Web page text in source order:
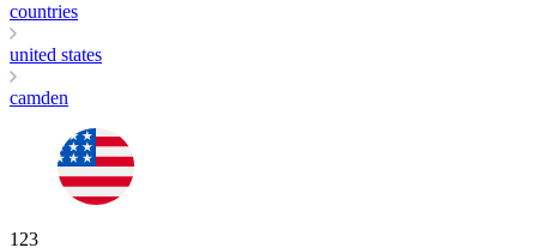
countries
united states
camden
123